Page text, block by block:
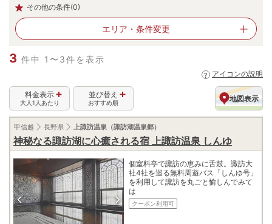
その他の条件(0)
エリア・ 条件変更
3 件中 1〜3件を表示
アイコンの説明
地図表示
並び替え
おすすめ順
料金表示
大人1人あたり
甲信越 長野県 上諏訪温泉（諏訪湖温泉郷）
神秘なる諏訪湖に心癒される宿 上諏訪温泉 しんゆ
個室料亭で諏訪の恵みに舌鼓。諏訪大
社4社を巡る無料周遊バス「しんゆ号」
を利用して諏訪を丸ごと愉しんでみて
は
クーポン利用可